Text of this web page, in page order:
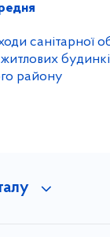
санітарної
району